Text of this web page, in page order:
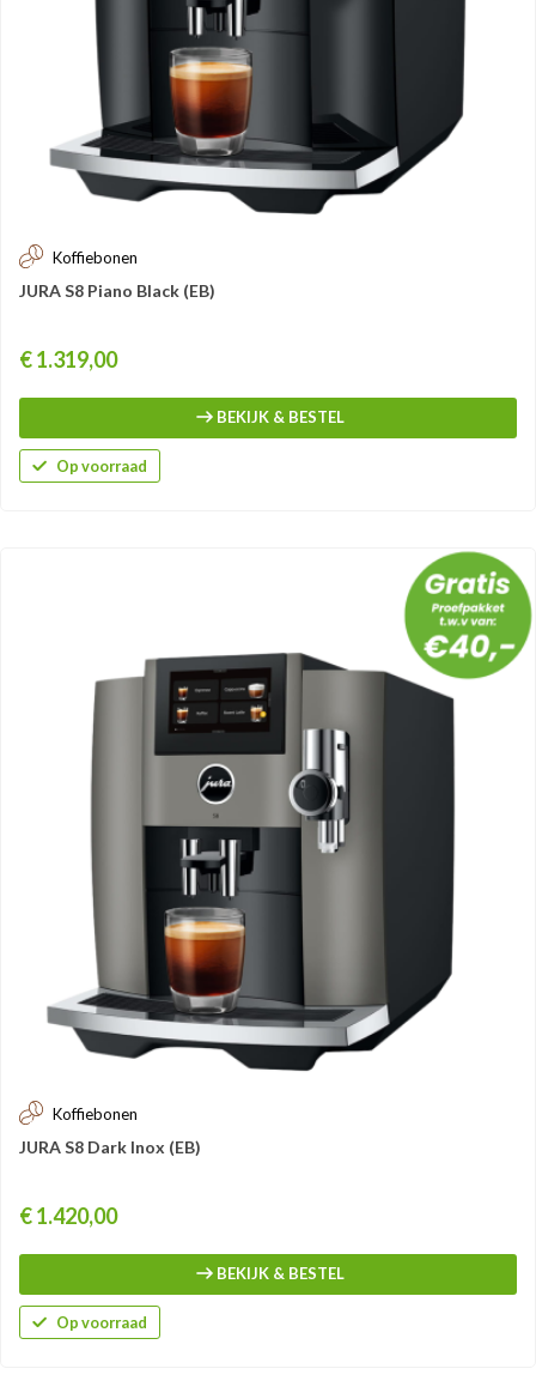
Koffiebonen
JURA S8 Piano Black (EB)
Prijs
€ 1.319,00
BEKIJK & BESTEL
Op voorraad
Koffiebonen
JURA S8 Dark Inox (EB)
Prijs
€ 1.420,00
BEKIJK & BESTEL
Op voorraad